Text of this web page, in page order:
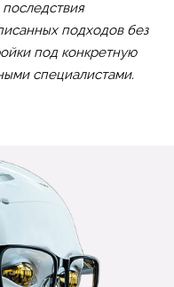
подходов без
под конкретную
специалистами.